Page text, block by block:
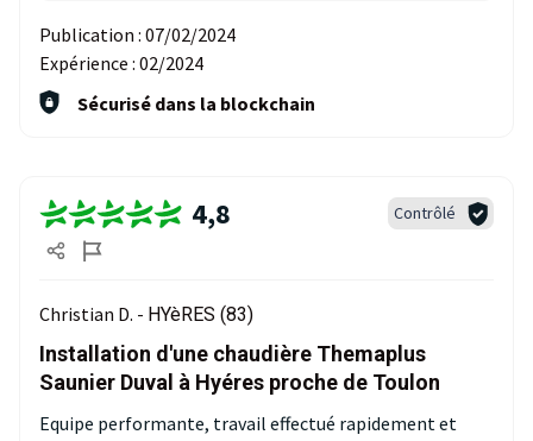
Publication : 07/02/2024
Expérience : 02/2024
Sécurisé dans la blockchain
4,8 Contrôlé
Christian D. - HYèRES (83)
Installation d'une chaudière Themaplus
Saunier Duval à Hyéres proche de Toulon
Equipe performante, travail effectué rapidement et